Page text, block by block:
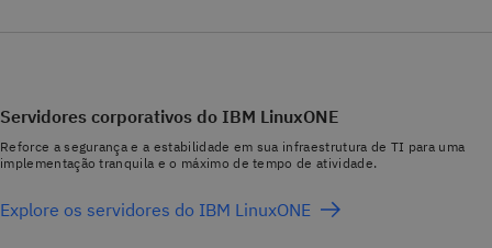
Servidores corporativos do IBM LinuxONE
Reforce a segurança e a estabilidade em sua infraestrutura de TI para uma
implementação tranquila e o máximo de tempo de atividade.
Explore os servidores do IBM LinuxONE